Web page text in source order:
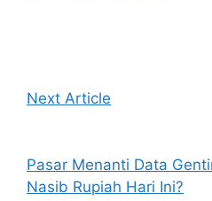
Next Article
Pasar Menanti Data
Nasib Rupiah Hari Ini?